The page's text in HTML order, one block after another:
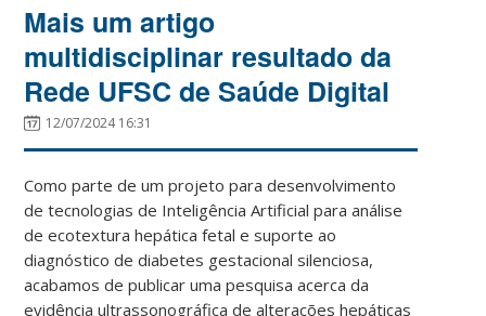
Mais um artigo
multidisciplinar resultado da
Rede UFSC de Saúde Digital
12/07/2024 16:31
Como parte de um projeto para desenvolvimento
de tecnologias de Inteligência Artificial para análise
de ecotextura hepática fetal e suporte ao
diagnóstico de diabetes gestacional silenciosa,
acabamos de publicar uma pesquisa acerca da
evidência ultrassonográfica de alterações hepáticas